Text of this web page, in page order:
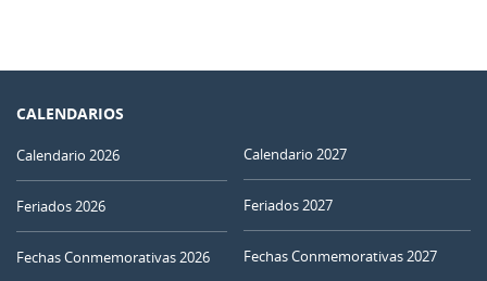
CALENDARIOS
Calendario 2026
Feriados 2026
Fechas Conmemorativas 2026
Calendario 2027
Feriados 2027
Fechas Conmemorativas 2027